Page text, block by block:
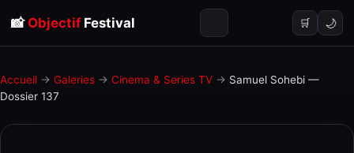
📸 ObjectifFestival 🛒 🌙
Accueil → Galeries → Cinema & Series TV → Samuel Sohebi —
Dossier 137